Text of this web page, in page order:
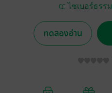
ไซเบอร์ธรรม
ทดลองอ่าน